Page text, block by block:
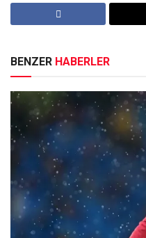
BENZER HABERLER